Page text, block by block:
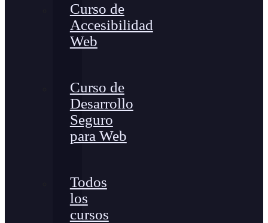
Curso de
Accesibilidad
Web
Curso de
Desarrollo
Seguro
para Web
Todos
los
cursos